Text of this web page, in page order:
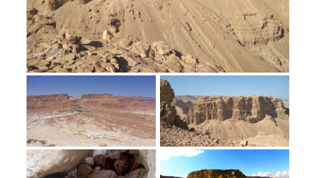
חופשות בבתי ספר שדה
ארץ אהבתי – קבוצות טיולים למבוגרים